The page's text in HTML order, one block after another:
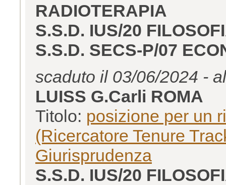
RADIOTERAPIA
S.S.D. IUS/20
S.S.D. SECS-P/07
scaduto il 03/06/2024 -
LUISS G.Carli ROMA
Titolo: posizione per un
(Ricercatore Tenure
Giurisprudenza
S.S.D. IUS/20